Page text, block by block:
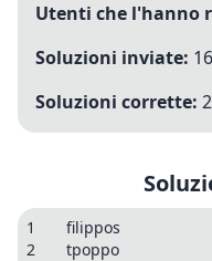
Utenti che l'hanno
Soluzioni inviate:
Soluzioni corrette:
1 filippos
2 tpoppo